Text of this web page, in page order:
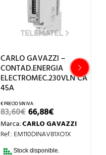
CA
CARLO GAVAZZI –
Po.100A SAL.5A
ERA:
133,05€.
Marca:
Ref.: CTD5S1005AXXX